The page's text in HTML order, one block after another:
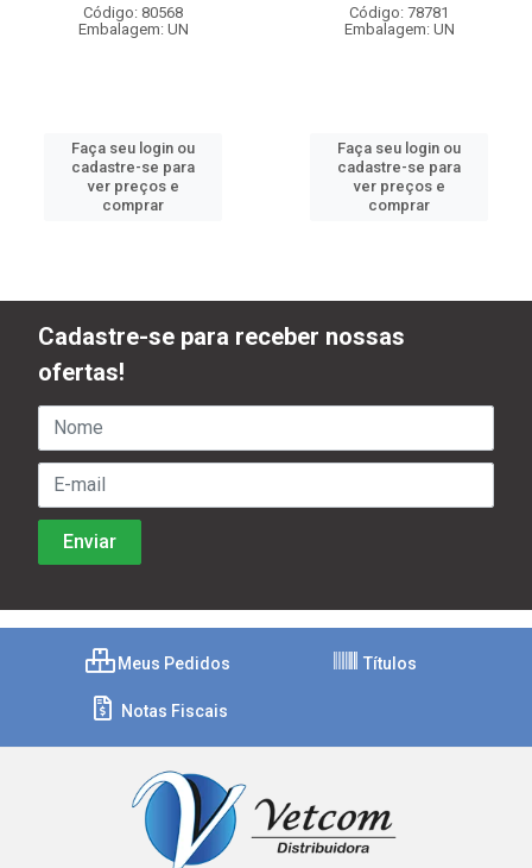
Código: 80568
Embalagem: UN
Faça seu login ou
cadastre-se para
ver preços e
comprar
Código: 78781
Embalagem: UN
Faça seu login ou
cadastre-se para
ver preços e
comprar
Cadastre-se para receber nossas
ofertas!
Meus Pedidos Títulos
Notas Fiscais